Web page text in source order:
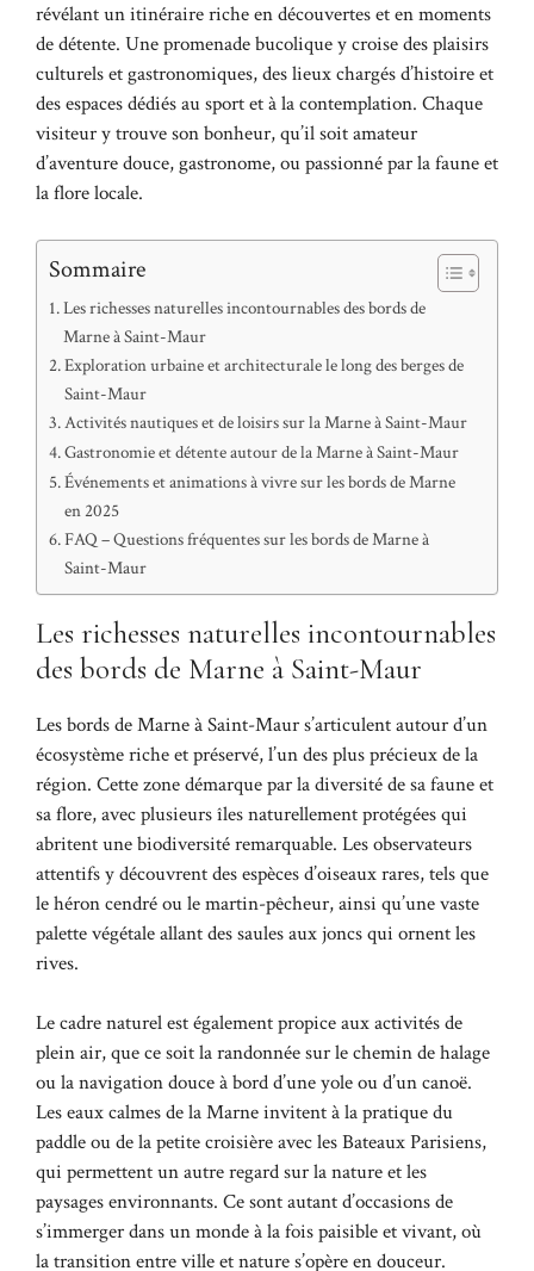
révélant un itinéraire riche en découvertes et en moments
de détente. Une promenade bucolique y croise des plaisirs
culturels et gastronomiques, des lieux chargés d’histoire et
des espaces dédiés au sport et à la contemplation. Chaque
visiteur y trouve son bonheur, qu’il soit amateur
d’aventure douce, gastronome, ou passionné par la faune et
la flore locale.
Sommaire
Les richesses naturelles incontournables des bords de
Marne à Saint-Maur
Exploration urbaine et architecturale le long des berges de
Saint-Maur
Activités nautiques et de loisirs sur la Marne à Saint-Maur
Gastronomie et détente autour de la Marne à Saint-Maur
Événements et animations à vivre sur les bords de Marne
en 2025
FAQ – Questions fréquentes sur les bords de Marne à
Saint-Maur
Les richesses naturelles incontournables
des bords de Marne à Saint-Maur
Les bords de Marne à Saint-Maur s’articulent autour d’un
écosystème riche et préservé, l’un des plus précieux de la
région. Cette zone démarque par la diversité de sa faune et
sa flore, avec plusieurs îles naturellement protégées qui
abritent une biodiversité remarquable. Les observateurs
attentifs y découvrent des espèces d’oiseaux rares, tels que
le héron cendré ou le martin-pêcheur, ainsi qu’une vaste
palette végétale allant des saules aux joncs qui ornent les
rives.
Le cadre naturel est également propice aux activités de
plein air, que ce soit la randonnée sur le chemin de halage
ou la navigation douce à bord d’une yole ou d’un canoë.
Les eaux calmes de la Marne invitent à la pratique du
paddle ou de la petite croisière avec les Bateaux Parisiens,
qui permettent un autre regard sur la nature et les
paysages environnants. Ce sont autant d’occasions de
s’immerger dans un monde à la fois paisible et vivant, où
la transition entre ville et nature s’opère en douceur.